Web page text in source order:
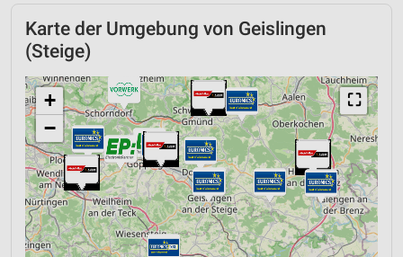
Karte der Umgebung von Geislingen
(Steige)
⛶
+
−